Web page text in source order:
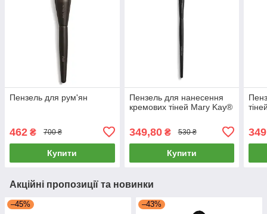
Пензель для рум'ян
462 ₴ 700 ₴
Купити
Пензель для нанесення
кремових тіней Mary Kay®
349,80₴ 530 ₴
Купити
Акційні пропозиції та новинки
–45% –43%